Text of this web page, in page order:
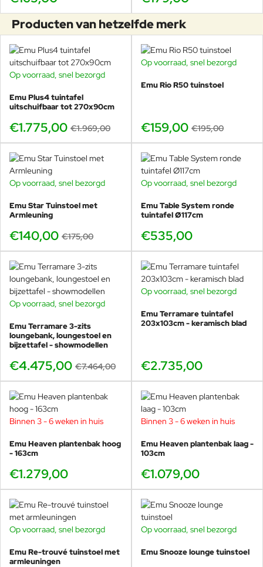
Producten van hetzelfde merk
-10%
Op voorraad, snel bezorgd
Emu Plus4 tuintafel
uitschuifbaar tot 270x90cm
€1.775,00 €1.969,00
-18%
Op voorraad, snel bezorgd
Emu Rio R50 tuinstoel
€159,00 €195,00
-20%
Op voorraad, snel bezorgd
Emu Star Tuinstoel met
Armleuning
€140,00 €175,00
Op voorraad, snel bezorgd
Emu Table System ronde
tuintafel Ø117cm
€535,00
BUNDELKORTING
-40%
Op voorraad, snel bezorgd
Emu Terramare 3-zits
loungebank, loungestoel en
bijzettafel - showmodellen
€4.475,00 €7.464,00
Op voorraad, snel bezorgd
Emu Terramare tuintafel
203x103cm - keramisch blad
€2.735,00
Binnen 3 - 6 weken in huis
Emu Heaven plantenbak hoog
- 163cm
€1.279,00
Binnen 3 - 6 weken in huis
Emu Heaven plantenbak laag -
103cm
€1.079,00
Op voorraad, snel bezorgd
Emu Re-trouvé tuinstoel met
armleuningen
-17%
Op voorraad, snel bezorgd
Emu Snooze lounge tuinstoel